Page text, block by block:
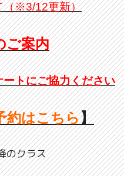
（※3/12更新）
ご案内
トにご協力ください
約はこちら】
のクラス